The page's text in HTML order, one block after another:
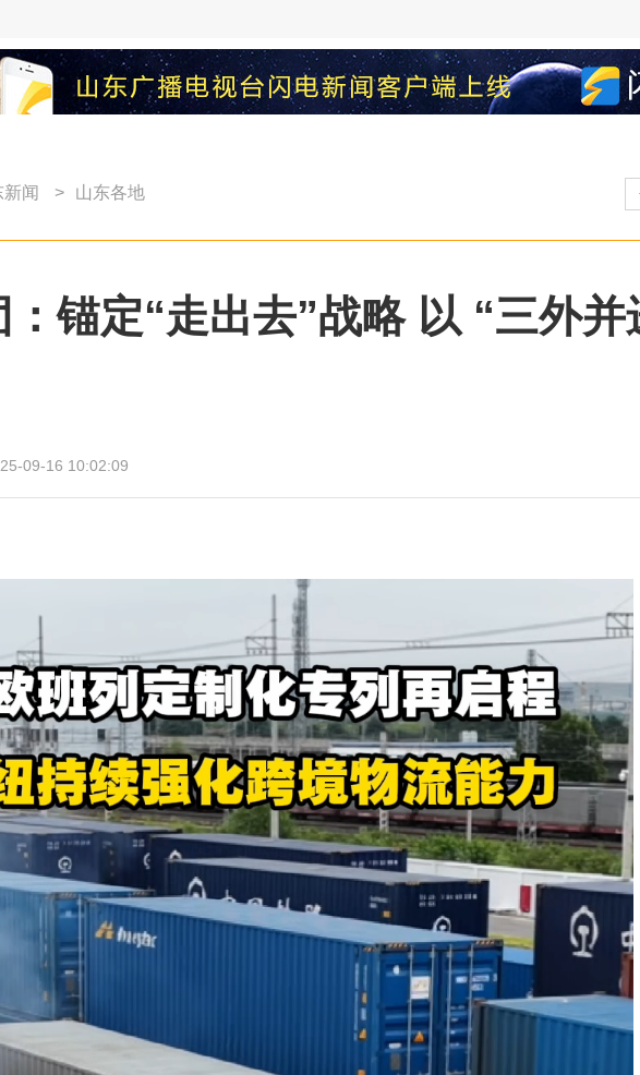
闻 > 山东各地
锚定“走出去”战略 以 “三外
09-16 10:02:09